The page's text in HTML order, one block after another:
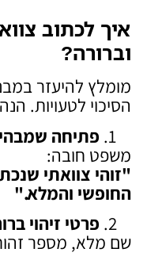
איך לכתוב
וברורה?
מומלץ להיעזר
הסיכוי לטעויות.
פתיחה
משפט חובה:
"זוהי צוואתי
החופשי והמלא."
פרטי זיהוי
שם מלא, מספר